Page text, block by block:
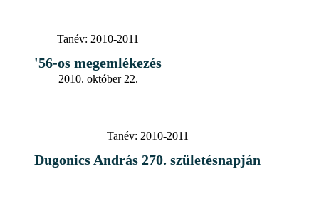
Tanév: 2010-2011
'56-os megemlékezés
2010. október 22.
Tanév: 2010-2011
Dugonics András 270. születésnapján